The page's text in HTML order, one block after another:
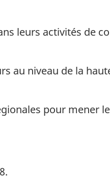
leurs activités de
au niveau de la
pour mener